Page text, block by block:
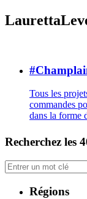
Tous les
commandes
dans la forme
Recherchez les
Régions